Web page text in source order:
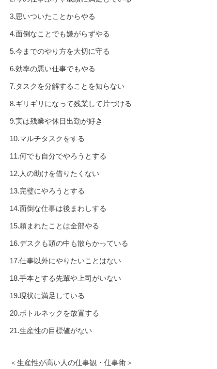
3.思いついたことからやる
4.面倒なことでも嫌がらずやる
5.今までのやり方を大切に守る
6.効率の悪い仕事でもやる
7.タスクを分解することを知らない
8.ギリギリになって残業して片づける
9.実は残業や休日出勤が好き
10.マルチタスクをする
11.何でも自分でやろうとする
12.人の助けを借りたくない
13.完璧にやろうとする
14.面倒な仕事は後まわしする
15.頼まれたことは全部やる
16.デスクも頭の中も散らかっている
17.仕事以外にやりたいことはない
18.手本とする先輩や上司がいない
19.現状に満足している
20.ボトルネックを放置する
21.生産性の目標値がない
＜生産性が高い人の仕事観・仕事術＞